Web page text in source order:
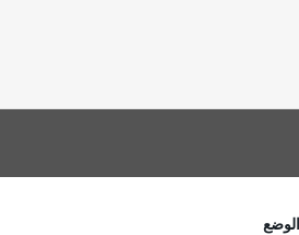
الوضع